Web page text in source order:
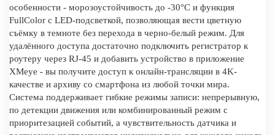
особенности - морозоустойчивость до -30°C и функция
FullColor с LED-подсветкой, позволяющая вести цветную
съёмку в темноте без перехода в черно-белый режим. Для
удалённого доступа достаточно подключить регистратор к
роутеру через RJ-45 и добавить устройство в приложение
XMeye - вы получите доступ к онлайн-трансляции в 4K-
качестве и архиву со смартфона из любой точки мира.
Система поддерживает гибкие режимы записи: непрерывную,
по детекции движения или комбинированный режим с
приоритезацией событий, а чувствительность датчика и